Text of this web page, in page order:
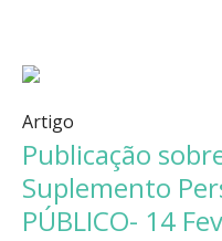
Artigo
Publicação
Suplemento
PÚBLICO- 14